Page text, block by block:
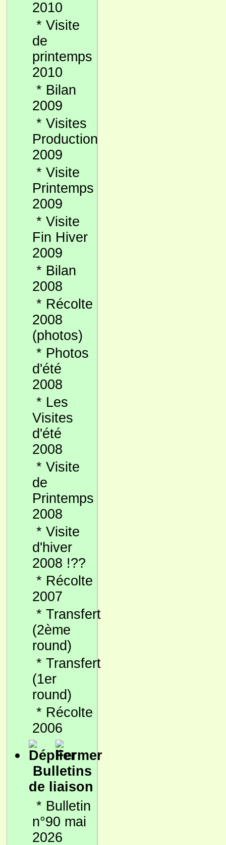
2010
* Visite
de
printemps
2010
* Bilan
2009
* Visites
Production
2009
* Visite
Printemps
2009
* Visite
Fin Hiver
2009
* Bilan
2008
* Récolte
2008
(photos)
* Photos
d'été
2008
* Les
Visites
d'été
2008
* Visite
de
Printemps
2008
* Visite
d'hiver
2008 !??
* Récolte
2007
* Transfert
(2ème
round)
* Transfert
(1er
round)
* Récolte
2006
Bulletins
de liaison
* Bulletin
n°90 mai
2026